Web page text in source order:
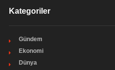
Kategoriler
Gündem
Ekonomi
Dünya